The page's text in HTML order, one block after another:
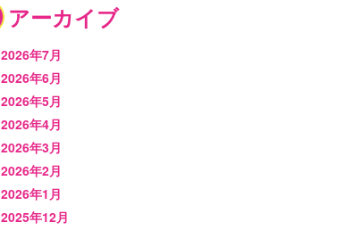
アーカイブ
2026年7月
2026年6月
2026年5月
2026年4月
2026年3月
2026年2月
2026年1月
2025年12月